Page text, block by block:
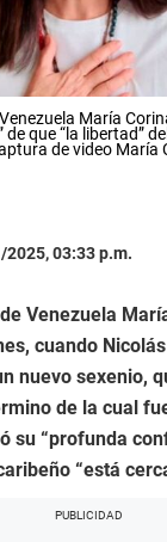
María
que “la libertad”
de video
03:33 p.m.
Venezuela
cuando
nuevo sexenio,
de la cual
su “profunda
“está